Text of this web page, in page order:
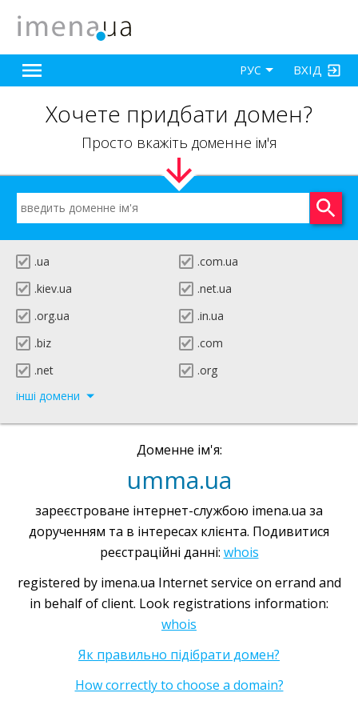
ВХІД
РУС
Хочете придбати домен?
Просто вкажіть доменне ім'я
.ua
.com.ua
.kiev.ua
.net.ua
.org.ua
.in.ua
.biz
.com
.net
.org
інші домени
Доменне ім'я:
umma.ua
зареєстроване інтернет-службою imena.ua за
дорученням та в інтересах клієнта. Подивитися
реєстраційні данні: whois
registered by imena.ua Internet service on errand and
in behalf of client. Look registrations information:
whois
Як правильно підібрати домен?
How correctly to choose a domain?